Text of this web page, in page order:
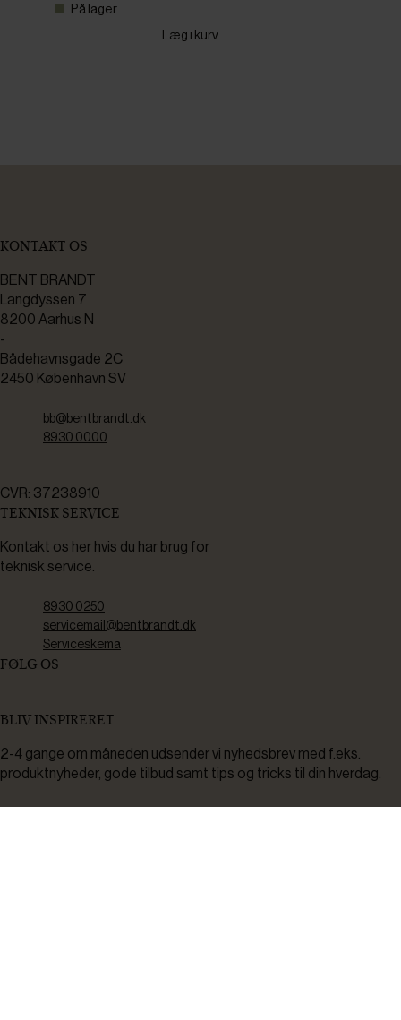
På lager
Læg i kurv
KONTAKT OS
BENT BRANDT
Langdyssen 7
8200 Aarhus N
-
Bådehavnsgade 2C
2450 København SV
bb@bentbrandt.dk
8930 0000
CVR: 37238910
TEKNISK SERVICE
Kontakt os her hvis du har brug for
teknisk service.
8930 0250
servicemail@bentbrandt.dk
Serviceskema
FØLG OS
BLIV INSPIRERET
2-4 gange om måneden udsender vi nyhedsbrev med f.eks.
produktnyheder, gode tilbud samt tips og tricks til din hverdag.